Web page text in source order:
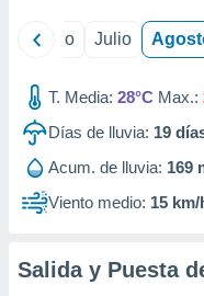
publicidad
1199
Junio Julio
T. Media: 28°C Max.:
Días de lluvia: 19
Acum. de lluvia: 169
Viento medio: 15 km/
Salida y Puesta